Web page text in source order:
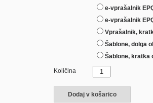
e-vprašalnik
e-vprašalnik
Vprašalnik,
Šablone, dolga
Šablone, kratka
Količina
Dodaj v košarico